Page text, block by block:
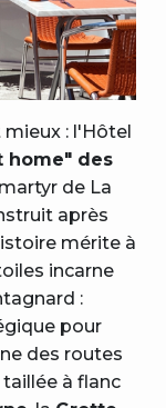
: l'Hôtel
home" des
de La
après
mérite à
incarne
:
pour
des routes
à flanc